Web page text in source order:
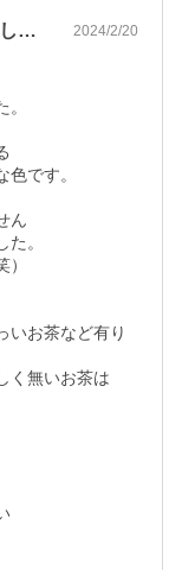
お茶には詳しくない、私はには美味しい満足 2024/2/20
。
です。
ん
。
いお茶など有り
く無いお茶は